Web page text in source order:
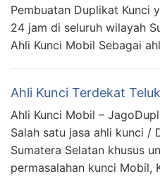
Pembuatan Duplikat Kunci
24 jam di seluruh wilayah
Ahli Kunci Mobil Sebagai
Ahli Kunci Terdekat
Ahli Kunci Mobil –
Salah satu jasa ahli kunci /
Sumatera Selatan khusus
permasalahan kunci Mobil,